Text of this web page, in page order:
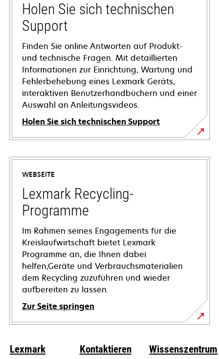
Holen Sie sich technischen
Support
Finden Sie online Antworten auf Produkt-
und technische Fragen. Mit detaillierten
Informationen zur Einrichtung, Wartung und
Fehlerbehebung eines Lexmark Geräts,
interaktiven Benutzerhandbüchern und einer
Auswahl an Anleitungsvideos.
Holen Sie sich technischen Support
wird
in
neuen
Registerkarte
geöffnet
WEBSEITE
Lexmark Recycling-
Programme
Im Rahmen seines Engagements für die
Kreislaufwirtschaft bietet Lexmark
Programme an, die Ihnen dabei
helfen,Geräte und Verbrauchsmaterialien
dem Recycling zuzuführen und wieder
aufbereiten zu lassen.
Zur Seite springen
Lexmark
Kontaktieren
Wissenszentrum